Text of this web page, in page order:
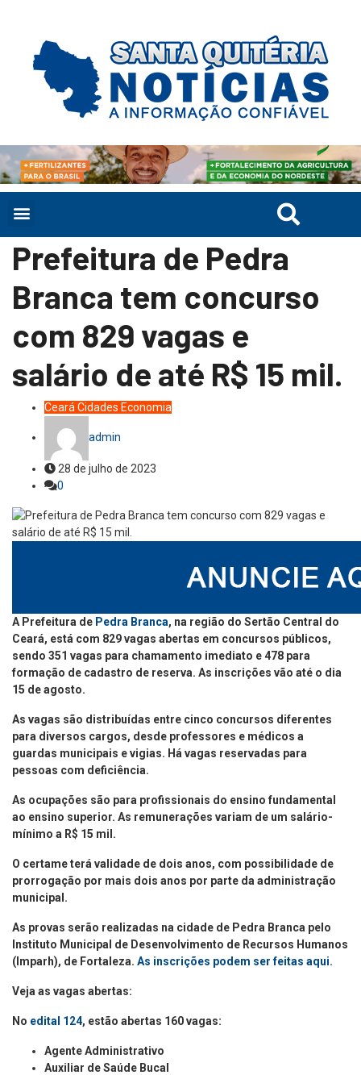
Prefeitura de Pedra
Branca tem concurso
com 829 vagas e
salário de até R$ 15 mil.
Ceará Cidades Economia
admin
28 de julho de 2023
0
A Prefeitura de Pedra Branca, na região do Sertão Central do
Ceará, está com 829 vagas abertas em concursos públicos,
sendo 351 vagas para chamamento imediato e 478 para
formação de cadastro de reserva. As inscrições vão até o dia
15 de agosto.
As vagas são distribuídas entre cinco concursos diferentes
para diversos cargos, desde professores e médicos a
guardas municipais e vigias. Há vagas reservadas para
pessoas com deficiência.
As ocupações são para profissionais do ensino fundamental
ao ensino superior. As remunerações variam de um salário-
mínimo a R$ 15 mil.
O certame terá validade de dois anos, com possibilidade de
prorrogação por mais dois anos por parte da administração
municipal.
As provas serão realizadas na cidade de Pedra Branca pelo
Instituto Municipal de Desenvolvimento de Recursos Humanos
(Imparh), de Fortaleza. As inscrições podem ser feitas aqui.
Veja as vagas abertas:
No edital 124, estão abertas 160 vagas:
Agente Administrativo
Auxiliar de Saúde Bucal